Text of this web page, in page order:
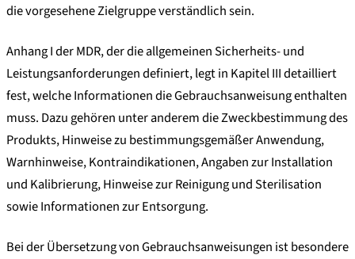
die vorgesehene Zielgruppe verständlich sein.
Anhang I der MDR, der die allgemeinen Sicherheits- und
Leistungsanforderungen definiert, legt in Kapitel III detailliert
fest, welche Informationen die Gebrauchsanweisung enthalten
muss. Dazu gehören unter anderem die Zweckbestimmung des
Produkts, Hinweise zu bestimmungsgemäßer Anwendung,
Warnhinweise, Kontraindikationen, Angaben zur Installation
und Kalibrierung, Hinweise zur Reinigung und Sterilisation
sowie Informationen zur Entsorgung.
Bei der Übersetzung von Gebrauchsanweisungen ist besondere